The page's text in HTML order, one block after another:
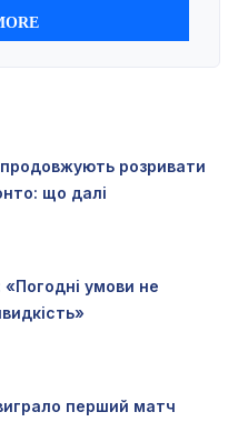
розривати
що далі
умови не
перший матч